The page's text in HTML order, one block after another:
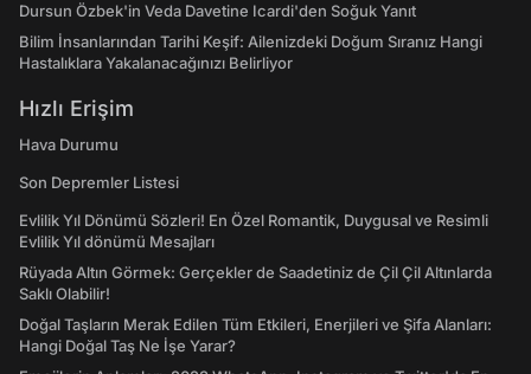
Dursun Özbek'in Veda Davetine Icardi'den Soğuk Yanıt
Bilim İnsanlarından Tarihi Keşif: Ailenizdeki Doğum Sıranız Hangi
Hastalıklara Yakalanacağınızı Belirliyor
Hızlı Erişim
Hava Durumu
Son Depremler Listesi
Evlilik Yıl Dönümü Sözleri! En Özel Romantik, Duygusal ve Resimli
Evlilik Yıl dönümü Mesajları
Rüyada Altın Görmek: Gerçekler de Saadetiniz de Çil Çil Altınlarda
Saklı Olabilir!
Doğal Taşların Merak Edilen Tüm Etkileri, Enerjileri ve Şifa Alanları:
Hangi Doğal Taş Ne İşe Yarar?